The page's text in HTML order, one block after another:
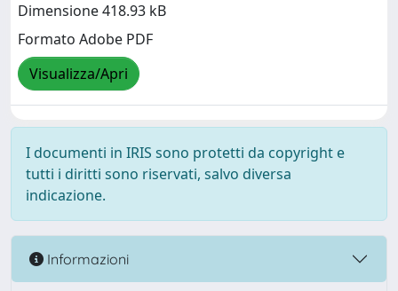
Dimensione 418.93 kB
Formato Adobe PDF
Visualizza/Apri
I documenti in IRIS sono protetti da copyright e
tutti i diritti sono riservati, salvo diversa
indicazione.
Informazioni